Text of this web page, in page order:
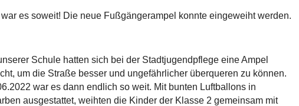
es soweit! Die neue Fußgängerampel konnte eingeweiht werden.
Schule hatten sich bei der Stadtjugendpflege eine Ampel
um die Straße besser und ungefährlicher überqueren zu können.
war es dann endlich so weit. Mit bunten Luftballons in
ausgestattet, weihten die Kinder der Klasse 2 gemeinsam mit